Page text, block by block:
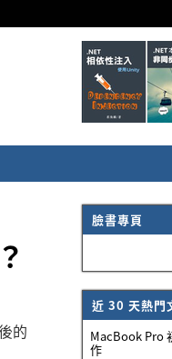
的
臉書專頁
近 30 天熱門
MacBook Pro
作